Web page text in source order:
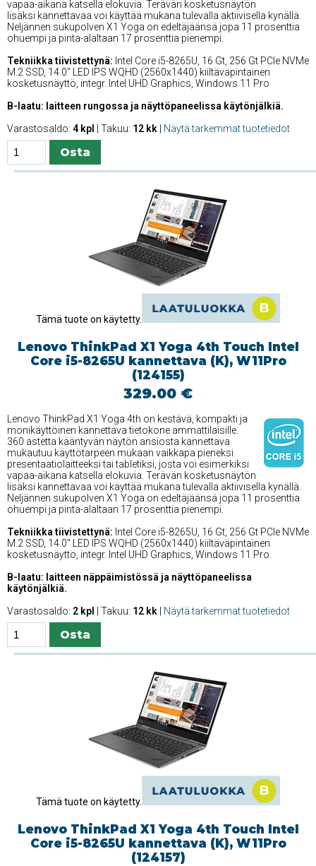
vapaa-aikana katsella elokuvia. Terävän kosketusnäytön
lisäksi kannettavaa voi käyttää mukana tulevalla aktiivisella kynällä.
Neljännen sukupolven X1 Yoga on edeltäjäänsä jopa 11 prosenttia
ohuempi ja pinta-alaltaan 17 prosenttia pienempi.
Tekniikka tiivistettynä: Intel Core i5-8265U, 16 Gt, 256 Gt PCIe NVMe
M.2 SSD, 14.0'' LED IPS WQHD (2560x1440) kiiltäväpintainen
kosketusnäyttö, integr. Intel UHD Graphics, Windows 11 Pro
B-laatu: laitteen rungossa ja näyttöpaneelissa käytönjälkiä.
Varastosaldo: 4 kpl | Takuu: 12 kk Näytä tarkemmat tuotetiedot
Tämä tuote on käytetty.
Lenovo ThinkPad X1 Yoga 4th Touch Intel
Core i5-8265U kannettava (K), W11Pro
(124155)
329.00 €
Lenovo ThinkPad X1 Yoga 4th on kestävä, kompakti ja
monikäyttöinen kannettava tietokone ammattilaisille.
360 astetta kääntyvän näytön ansiosta kannettava
mukautuu käyttötarpeen mukaan vaikkapa pieneksi
presentaatiolaitteeksi tai tabletiksi, josta voi esimerkiksi
vapaa-aikana katsella elokuvia. Terävän kosketusnäytön
lisäksi kannettavaa voi käyttää mukana tulevalla aktiivisella kynällä.
Neljännen sukupolven X1 Yoga on edeltäjäänsä jopa 11 prosenttia
ohuempi ja pinta-alaltaan 17 prosenttia pienempi.
Tekniikka tiivistettynä: Intel Core i5-8265U, 16 Gt, 256 Gt PCIe NVMe
M.2 SSD, 14.0'' LED IPS WQHD (2560x1440) kiiltäväpintainen
kosketusnäyttö, integr. Intel UHD Graphics, Windows 11 Pro
B-laatu: laitteen näppäimistössä ja näyttöpaneelissa
käytönjälkiä.
Varastosaldo: 2 kpl | Takuu: 12 kk Näytä tarkemmat tuotetiedot
Tämä tuote on käytetty.
Lenovo ThinkPad X1 Yoga 4th Touch Intel
Core i5-8265U kannettava (K), W11Pro
(124157)